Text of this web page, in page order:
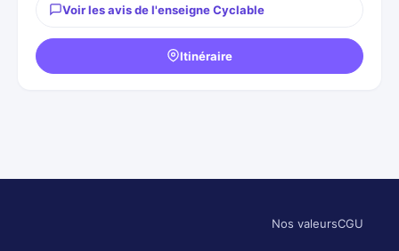
Voir les avis de l'enseigne Cyclable
Itinéraire
Nos valeursCGU